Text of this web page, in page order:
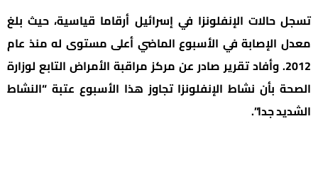
تسجل حالات الإنفلونزا في إسرائيل أرقاما قياسية، حيث بلغ
معدل الإصابة في الأسبوع الماضي أعلى مستوى له منذ عام
2012. وأفاد تقرير صادر عن مركز مراقبة الأمراض التابع لوزارة
الصحة بأن نشاط الإنفلونزا تجاوز هذا الأسبوع عتبة “النشاط
الشديد جدا”.